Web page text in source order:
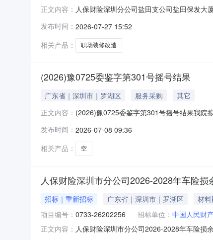
正文内容： 人保财险深圳分公司盐田支公司盐田保发
作。现委托中信国际招标有限公司（以下简
范围2.1项目名称：人保财
发布时间： 2026-07-27 15:52
相关产品：
职场装修改造
(2026)豫0725委鉴字第301号摇号结果
广东省｜深圳市｜罗湖区 服务采购
其它
正文内容： (2026)豫0725委鉴字第301号摇号结果我院
发布时间： 2026-07-08 09:36
相关产品：
空
人保财险深圳市分公司2026-2028年车险
招标｜重新招标 广东省｜深圳市｜罗湖区 材
项目编号： 0733-26202256 招标单位： 中国人民财
正文内容： 人保财险深圳市分公司2026-2028年车险损